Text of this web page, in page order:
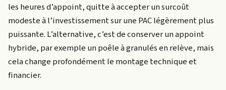
les heures d’appoint, quitte à accepter un surcoût
modeste à l’investissement sur une PAC légèrement plus
puissante. L’alternative, c’est de conserver un appoint
hybride, par exemple un poêle à granulés en relève, mais
cela change profondément le montage technique et
financier.